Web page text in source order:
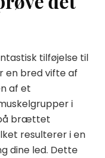
tilføjelse til
en bred vifte af
af et
i
brættet
resulterer i en
dine led. Dette